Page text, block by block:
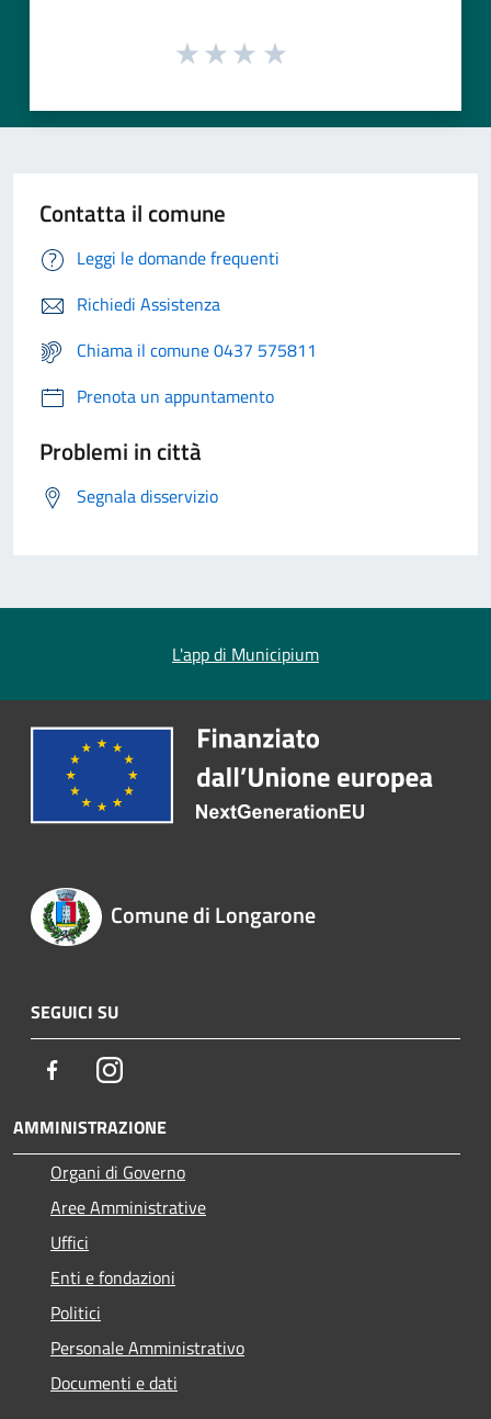
Contatta il comune
Leggi le domande frequenti
Richiedi Assistenza
Chiama il comune 0437 575811
Prenota un appuntamento
Problemi in città
Segnala disservizio
L'app di Municipium
Comune di Longarone
SEGUICI SU
FacebookInstagram
AMMINISTRAZIONE
Organi di Governo
Aree Amministrative
Uffici
Enti e fondazioni
Politici
Personale Amministrativo
Documenti e dati